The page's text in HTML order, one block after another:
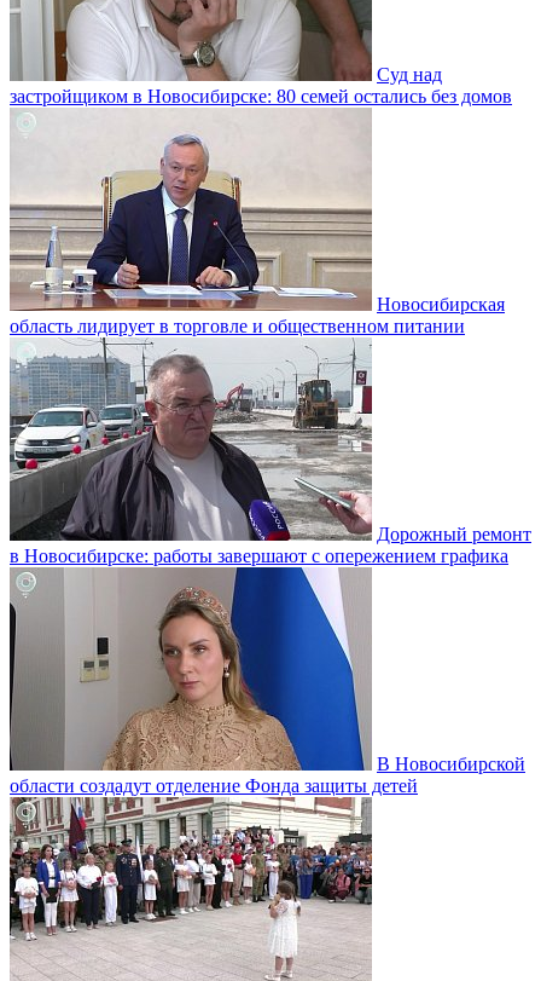
Суд над
застройщиком в Новосибирске: 80 семей остались без домов
Новосибирская
область лидирует в торговле и общественном питании
Дорожный ремонт
в Новосибирске: работы завершают с опережением графика
В Новосибирской
области создадут отделение Фонда защиты детей